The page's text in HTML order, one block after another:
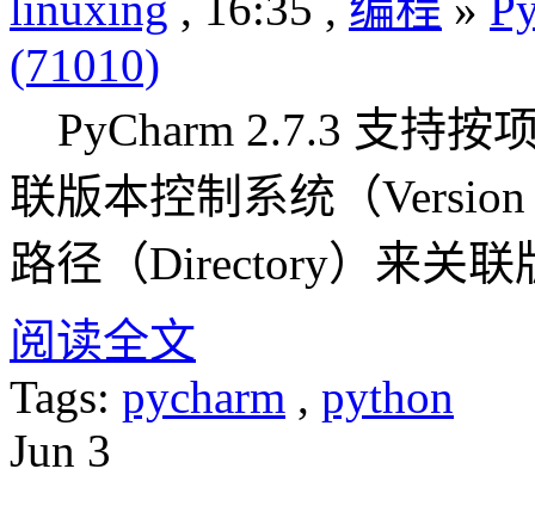
(71010)
PyCharm 2.7.3 支持按
联版本控制系统（
路径（Directory）来关
阅读全文
Tags: pycharm , python
Jun 3